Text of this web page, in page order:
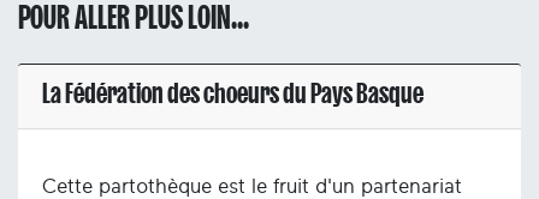
POUR ALLER PLUS LOIN...
La Fédération des choeurs du Pays Basque
Cette partothèque est le fruit d'un partenariat